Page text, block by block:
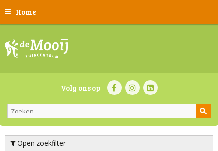
Home
Volg ons op
Open zoekfilter